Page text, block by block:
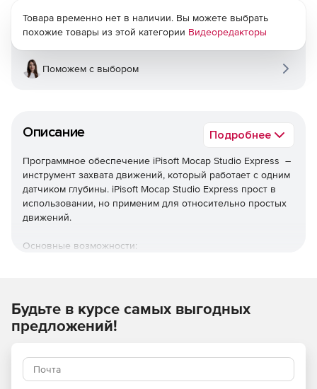
Описание Подробнее
Программное обеспечение iPisoft Mocap Studio Express –
инструмент захвата движений, который работает с одним
датчиком глубины. iPisoft Mocap Studio Express прост в
использовании, но применим для относительно простых
движений.
Основные возможности:
Carmine 1.08).
простых движений без поворотов.
Товара временно нет в наличии. Вы можете выбрать
похожие товары из этой категории Видеоредакторы
Поможем с выбором
Будьте в курсе самых выгодных
предложений!